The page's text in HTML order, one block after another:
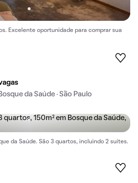
Excelente oportunidade para comprar sua
da Saúde · São Paulo
da Saúde. São 3 quartos, incluindo 2 suítes.